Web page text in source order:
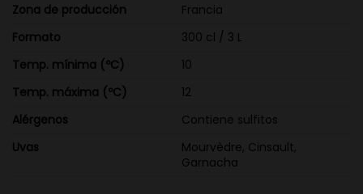
Zona de producción
Francia
Formato
300 cl / 3 L
Temp. mínima (ºC)
10
Temp. máxima (ºC)
12
Alérgenos
Contiene sulfitos
Uvas
Mourvèdre, Cinsault,
Garnacha